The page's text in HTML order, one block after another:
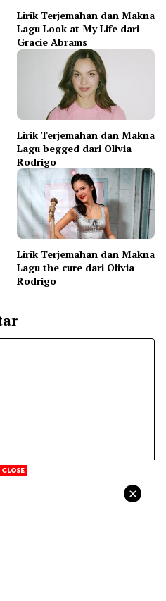
Lirik Terjemahan dan Makna
Lagu Look at My Life dari
Gracie Abrams
Lirik Terjemahan dan Makna
Lagu begged dari Olivia
Rodrigo
Lirik Terjemahan dan Makna
Lagu the cure dari Olivia
Rodrigo